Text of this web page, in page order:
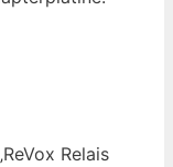
Relais